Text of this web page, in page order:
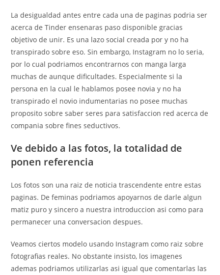
La desigualdad antes entre cada una de paginas podri­a ser
acerca de Tinder ensenaras paso disponible gracias
objetivo de unir. Es una lazo social creada por y no ha
transpirado sobre eso. Sin embargo, Instagram no lo seri­a,
por lo cual podri­amos encontrarnos con manga larga
muchas de aunque dificultades. Especialmente si la
persona en la cual le hablamos posee novia y no ha
transpirado el novio indumentarias no posee muchas
proposito sobre saber seres para satisfaccion red acerca de
compania sobre fines seductivos.
Ve debido a las fotos, la totalidad de
ponen referencia
Los fotos son una raiz de noticia trascendente entre estas
paginas. De feminas podri­amos apoyarnos de darle algun
matiz puro y sincero a nuestra introduccion asi­ como para
permanecer una conversacion despues.
Veamos ciertos modelo usando Instagram como raiz sobre
fotografias reales. No obstante insisto, los imagenes
ademas podriamos utilizarlas asi­ igual que comentarlas las